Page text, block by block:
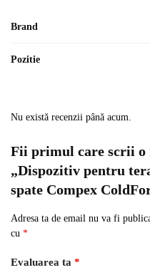
Brand
Pozitie
Nu există recenzii până acum.
Fii primul care scrii o
„Dispozitiv pentru
spate Compex
Adresa ta de email nu va fi
cu *
Evaluarea ta *